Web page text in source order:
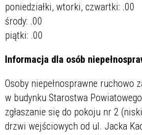
poniedziałki, wtorki, czwartki: .00
środy: .00
piątki: .00
Informacja dla osób
Osoby niepełnosprawne ruchowo
w budynku Starostwa
zgłaszanie się do pokoju nr 2
drzwi wejściowych od ul. Jacka